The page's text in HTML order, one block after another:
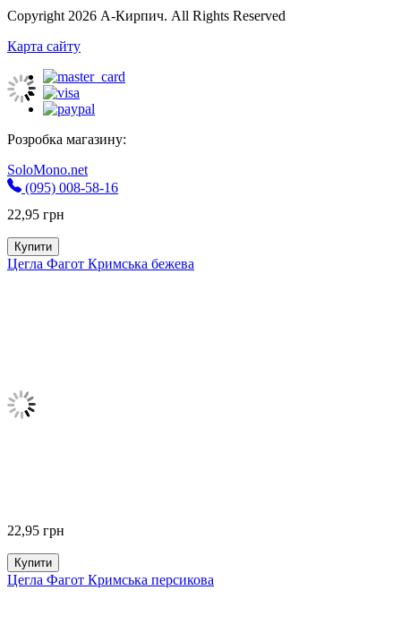
22,95 грн
Купити
Цегла Фагот Кримська бежева
22,95 грн
Купити
Цегла Фагот Кримська персикова
Copyright 2026 А-Кирпич. All Rights Reserved
Карта сайту
Розробка магазину:
SoloMono.net
(095) 008-58-16